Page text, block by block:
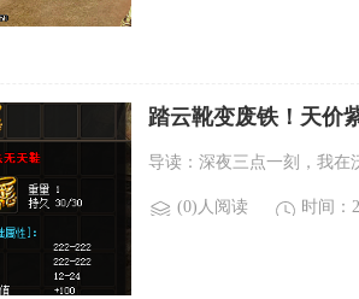
踏云靴变废铁！天价
导读：深夜三点一刻，我在
(0)人阅读 时间：